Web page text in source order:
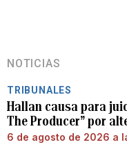
NOTICIAS
TRIBUNALES
Hallan causa para
The Producer” por
6 de agosto de 2026 a